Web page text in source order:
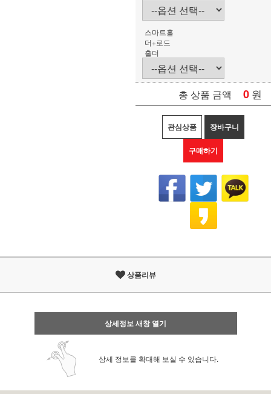
스마트홀
더+로드
홀더
총 상품 금액 0 원
관심상품 장바구니
구매하기
상품리뷰
상세정보 새창 열기
상세 정보를 확대해 보실 수 있습니다.